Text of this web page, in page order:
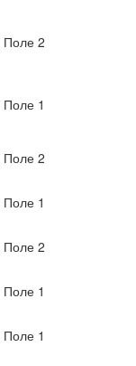
Поле 2
Поле 1
Поле 2
Поле 1
Поле 2
Поле 1
Поле 1